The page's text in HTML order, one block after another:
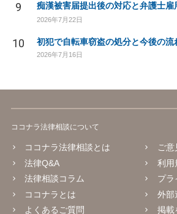
9 痴漢被害届提出後の対応と弁護士雇
2026年7月22日
10 初犯で自転車窃盗の処分と今後の流
2026年7月16日
ココナラ法律相談について
ココナラ法律相談とは
法律Q&A
法律相談コラム
ココナラとは
よくあるご質問
ご
利用
プラ
外部
掲載